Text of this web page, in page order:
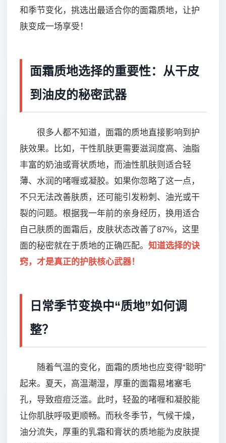
和季节变化，挑选出最适合你的面霜质地，让护
肤变成一场享受！
面霜质地选择的重要性：从干皮
到油皮的秘密武器
很多人都不知道，面霜的质地直接影响到护
肤效果。比如，干性肌肤更需要滋润度高、油脂
丰富的奶油或膏状质地，而油性肌肤则适合轻
薄、水润的啫喱或凝胶。如果你忽略了这一点，
不只无法改善肤质，还可能引发粉刺、油光或干
裂的问题。根据我一年前的亲身经历，换用适合
自己肤质的面霜后，皮肤状态改善了87%，这里
面的秘密就在于质地的正确匹配。 知道选择的诀
窍，才是真正的护肤核心武器！
日常季节变换中“质地”如何调
整？
随着气温的变化，面霜的质地也应变得“聪明”
起来。夏天，高温潮湿，厚重的面霜易堵塞毛
孔，导致痘痘泛滥。此时，轻盈的啫喱和凝胶能
让你肌肤呼吸更顺畅。而秋冬季节，气候干燥，
油分流失，厚重的乳霜和膏状的质地能为皮肤提